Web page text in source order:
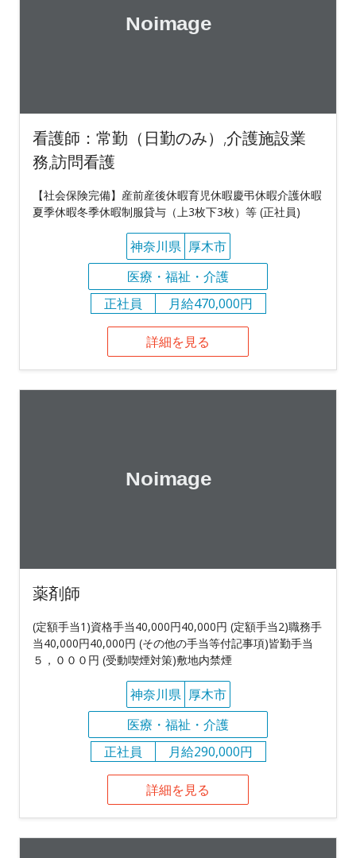
看護師：常勤（日勤のみ）,介護施設業
務,訪問看護
【社会保険完備】産前産後休暇育児休暇慶弔休暇介護休暇
夏季休暇冬季休暇制服貸与（上3枚下3枚）等 (正社員)
神奈川県 厚木市
医療・福祉・介護
正社員
月給470,000円
詳細を見る
薬剤師
(定額手当1)資格手当40,000円40,000円 (定額手当2)職務手
当40,000円40,000円 (その他の手当等付記事項)皆勤手当
５，０００円 (受動喫煙対策)敷地内禁煙
神奈川県 厚木市
医療・福祉・介護
正社員
月給290,000円
詳細を見る